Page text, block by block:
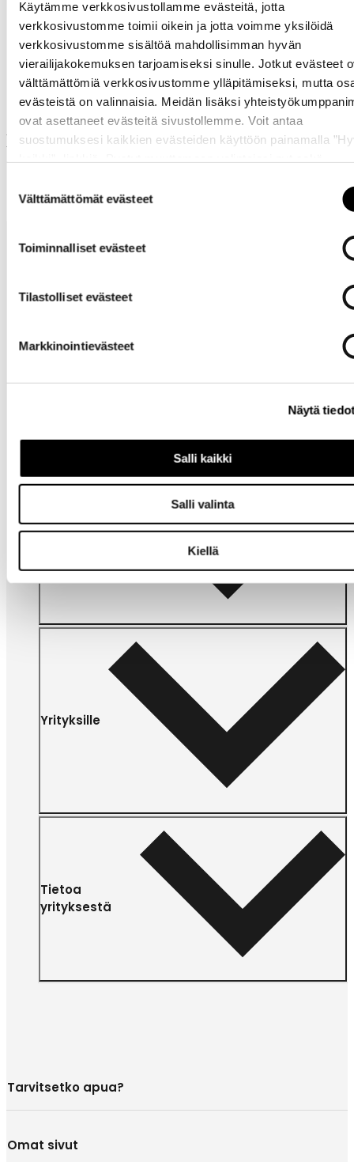
Käytämme verkkosivustollamme evästeitä, jotta
verkkosivustomme toimii oikein ja jotta voimme yksilöidä
verkkosivustomme sisältöä mahdollisimman hyvän
vierailijakokemuksen tarjoamiseksi sinulle. Jotkut evästeet
välttämättömiä verkkosivustomme ylläpitämiseksi, mutta
evästeistä on valinnaisia. Meidän lisäksi
ovat asettaneet evästeitä sivustollemme. Voit antaa
suostumuksesi kaikkien evästeiden käyttöön painamalla
valinta
Välttämättömät evästeet
Toiminnalliset evästeet
Tilastolliset evästeet
Markkinointievästeet
Näytä
Salli kaikki
Salli valinta
Kiellä
Samankaltaisia tuotteita
Muut ostivat myös
Tarvitsetko
Omat
Yrityksille
Tietoa
yrityksestä
Tarvitsetko apua?
Omat sivut